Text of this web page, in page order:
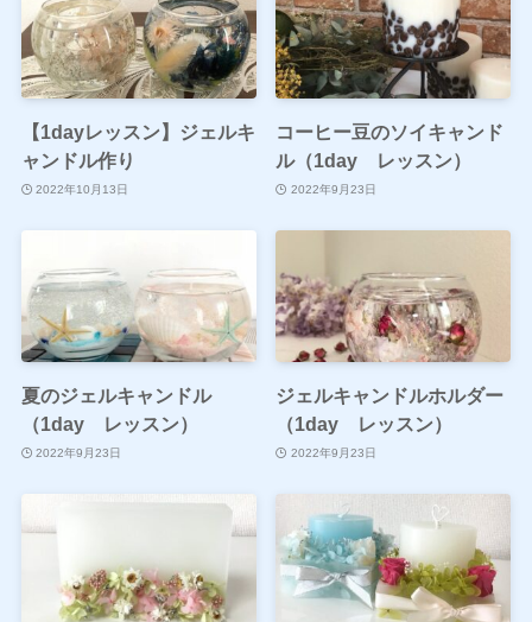
【1dayレッスン】ジェルキ
ャンドル作り
2022年10月13日
コーヒー豆のソイキャンド
ル（1day レッスン）
2022年9月23日
夏のジェルキャンドル
（1day レッスン）
2022年9月23日
ジェルキャンドルホルダー
（1day レッスン）
2022年9月23日